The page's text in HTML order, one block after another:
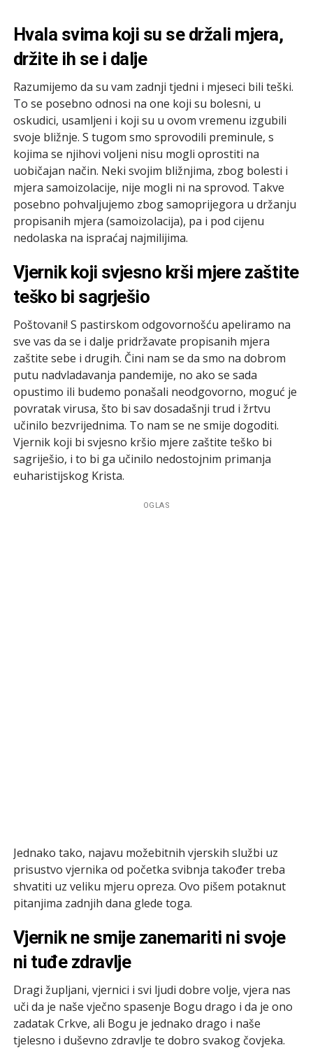
Hvala svima koji su se držali mjera,
držite ih se i dalje
Razumijemo da su vam zadnji tjedni i mjeseci bili teški.
To se posebno odnosi na one koji su bolesni, u
oskudici, usamljeni i koji su u ovom vremenu izgubili
svoje bližnje. S tugom smo sprovodili preminule, s
kojima se njihovi voljeni nisu mogli oprostiti na
uobičajan način. Neki svojim bližnjima, zbog bolesti i
mjera samoizolacije, nije mogli ni na sprovod. Takve
posebno pohvaljujemo zbog samoprijegora u držanju
propisanih mjera (samoizolacija), pa i pod cijenu
nedolaska na ispraćaj najmilijima.
Vjernik koji svjesno krši mjere zaštite
teško bi sagrješio
Poštovani! S pastirskom odgovornošću apeliramo na
sve vas da se i dalje pridržavate propisanih mjera
zaštite sebe i drugih. Čini nam se da smo na dobrom
putu nadvladavanja pandemije, no ako se sada
opustimo ili budemo ponašali neodgovorno, moguć je
povratak virusa, što bi sav dosadašnji trud i žrtvu
učinilo bezvrijednima. To nam se ne smije dogoditi.
Vjernik koji bi svjesno kršio mjere zaštite teško bi
sagriješio, i to bi ga učinilo nedostojnim primanja
euharistijskog Krista.
OGLAS
Jednako tako, najavu možebitnih vjerskih službi uz
prisustvo vjernika od početka svibnja također treba
shvatiti uz veliku mjeru opreza. Ovo pišem potaknut
pitanjima zadnjih dana glede toga.
Vjernik ne smije zanemariti ni svoje
ni tuđe zdravlje
Dragi župljani, vjernici i svi ljudi dobre volje, vjera nas
uči da je naše vječno spasenje Bogu drago i da je ono
zadatak Crkve, ali Bogu je jednako drago i naše
tjelesno i duševno zdravlje te dobro svakog čovjeka.